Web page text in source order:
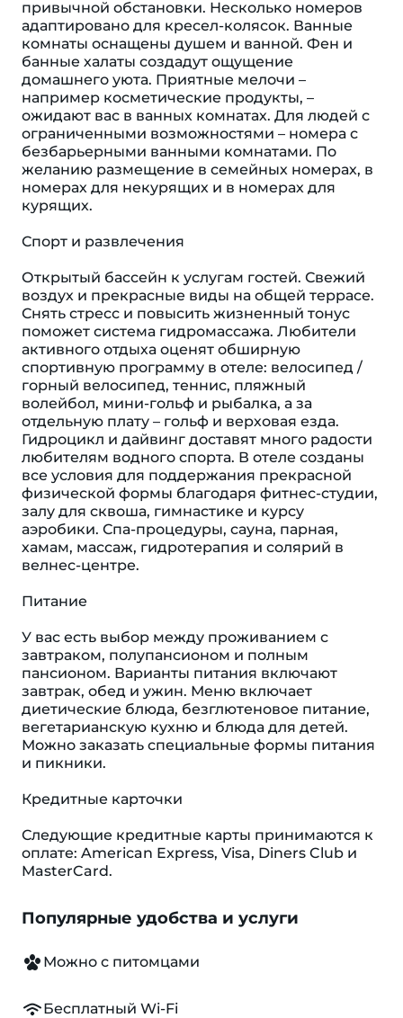
привычной обстановки. Несколько номеров
адаптировано для кресел-колясок. Ванные
комнаты оснащены душем и ванной. Фен и
банные халаты создадут ощущение
домашнего уюта. Приятные мелочи –
например косметические продукты, –
ожидают вас в ванных комнатах. Для людей с
ограниченными возможностями – номера с
безбарьерными ванными комнатами. По
желанию размещение в семейных номерах, в
номерах для некурящих и в номерах для
курящих.
Спорт и развлечения
Открытый бассейн к услугам гостей. Свежий
воздух и прекрасные виды на общей террасе.
Снять стресс и повысить жизненный тонус
поможет система гидромассажа. Любители
активного отдыха оценят обширную
спортивную программу в отеле: велосипед /
горный велосипед, теннис, пляжный
волейбол, мини-гольф и рыбалка, а за
отдельную плату – гольф и верховая езда.
Гидроцикл и дайвинг доставят много радости
любителям водного спорта. В отеле созданы
все условия для поддержания прекрасной
физической формы благодаря фитнес-студии,
залу для сквоша, гимнастике и курсу
аэробики. Спа-процедуры, сауна, парная,
хамам, массаж, гидротерапия и солярий в
велнес-центре.
Питание
У вас есть выбор между проживанием с
завтраком, полупансионом и полным
пансионом. Варианты питания включают
завтрак, обед и ужин. Меню включает
диетические блюда, безглютеновое питание,
вегетарианскую кухню и блюда для детей.
Можно заказать специальные формы питания
и пикники.
Кредитные карточки
Следующие кредитные карты принимаются к
оплате: American Express, Visa, Diners Club и
MasterCard.
Популярные удобства и услуги
Можно с питомцами
Бесплатный Wi-Fi